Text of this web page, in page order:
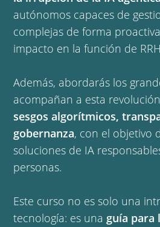
autónomos capaces de
complejas de forma
impacto en la función de
Además, abordarás los
acompañan a esta
sesgos algorítmicos,
gobernanza, con el objetivo
soluciones de IA
personas.
Este curso no es solo una
tecnología: es una guía para